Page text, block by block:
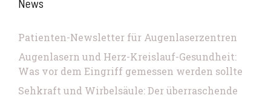
News
Patienten-Newsletter für Augenlaserzentren
Augenlasern und Herz-Kreislauf-Gesundheit:
Was vor dem Eingriff gemessen werden sollte
Sehkraft und Wirbelsäule: Der überraschende